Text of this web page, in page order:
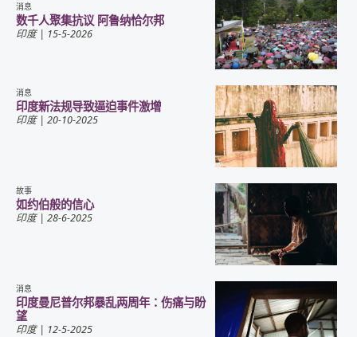
消息
数千人聚集抗议 阿鲁纳恰尔邦
印度| 15-5-2026
消息
印度新法规导致逼迫事件激增
印度| 20-10-2025
故事
如约伯般的信心
印度| 28-6-2025
消息
印度曼尼普尔邦暴乱两周年：伤痛与盼
望
印度| 12-5-2025